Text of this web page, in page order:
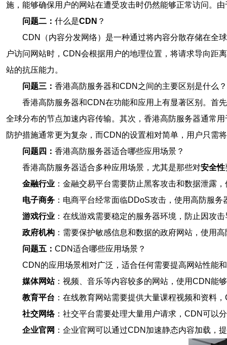
施，能够确保用户的网站在遭受攻击时仍然能够正常访问。
问题二： 什么是CDN ？
CDN（内容分发网络）是一种通过将内容分散存储在全
户访问网站时，CDN会根据用户的地理位置，将请求导向距
站的抗压能力。
问题三： 香港高防服务器和CDN之间的主要区别是什么？
香港高防服务器和CDN在功能和应用上有显著区别。首
全球分布的节点加速内容传输。其次，香港高防服务器通常
防护措施通常更为复杂，而CDN的设置相对简单，用户只需
问题四： 香港高防服务器适合哪些应用场景？
香港高防服务器适合多种应用场景，尤其是那些对安全性
金融行业 ：金融交易平台需要防止黑客攻击和数据泄露
电子商务 ：电商平台经常面临DDoS攻击，使用高防服
游戏行业 ：在线游戏需要稳定的服务器环境，防止因攻
政府机构 ：需要保护敏感信息和数据的政府网站，使用
问题五： CDN适合哪些应用场景？
CDN的应用场景相对广泛，适合任何需要提高网站性能
媒体网站：视频、音乐等内容较多的网站，使用CDN能
教育平台 ：在线教育网站需要提供大量课程视频和资料
社交网络：社交平台需要处理大量用户请求，CDN可以
企业官网 ：企业官网可以通过CDN加速静态内容加载，